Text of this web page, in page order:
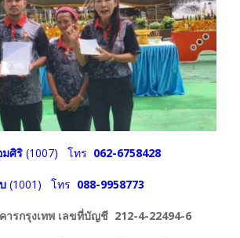
มศิริ (1007) โทร 062-6758428
(1001) โทร 088-9958773
รกรุงเทพ เลขที่บัญชี 212-4-22494-6